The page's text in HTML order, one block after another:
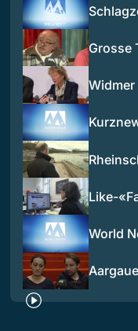
Grosse
Like-
World